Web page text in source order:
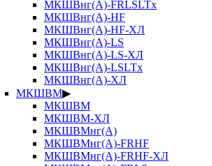
МКШВнг(А)-FRLSLTx
МКШВнг(А)-HF
МКШВнг(А)-HF-ХЛ
МКШВнг(А)-LS
МКШВнг(А)-LS-ХЛ
МКШВнг(А)-LSLTx
МКШВнг(А)-ХЛ
МКШВМ▶
МКШВМ
МКШВМ-ХЛ
МКШВМнг(А)
МКШВМнг(А)-FRHF
МКШВМнг(А)-FRHF-ХЛ